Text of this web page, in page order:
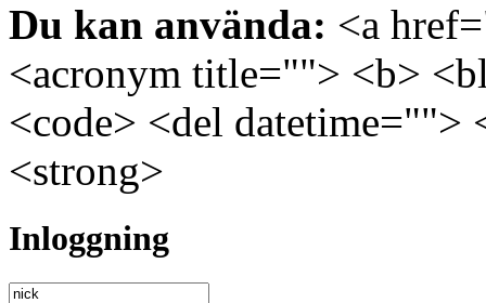
Du kan använda: <a
<acronym title=""> <b>
<code> <del
<strong>
Inloggning